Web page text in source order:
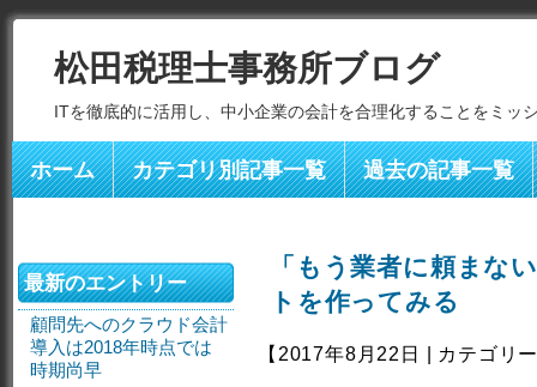
松田税理士事務所ブログ
ITを徹底的に活用し、中小企業の会計を合理化することをミッ
ホーム カテゴリ別記事一覧 過去の記事一覧
「もう業者に頼まな
トを作ってみる
【2017年8月22日 | カテゴリ
最新のエントリー
顧問先へのクラウド会計
導入は2018年時点では
時期尚早